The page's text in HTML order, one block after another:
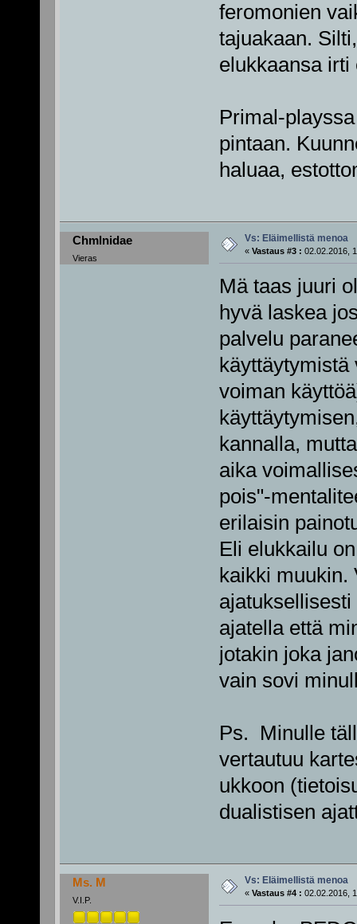
feromonien
tajuakaan.
elukkaansa
Primal-
pintaan.
haluaa,
Chmlnidae
Vieras
Vs: Eläimellistä menoa
« Vastaus #3 : 02.02.2016,
Mä taas juuri
hyvä laskea
palvelu
voiman
kannalla,
aika
pois"-
erilaisin
Eli elukkailu
kaikki muukin.
ajatella että
jotakin joka
vain sovi
Ps. Minulle
vertautuu
ukkoon
dualistisen
Ms. M
V.I.P.
Vs: Eläimellistä menoa
« Vastaus #4 : 02.02.2016,